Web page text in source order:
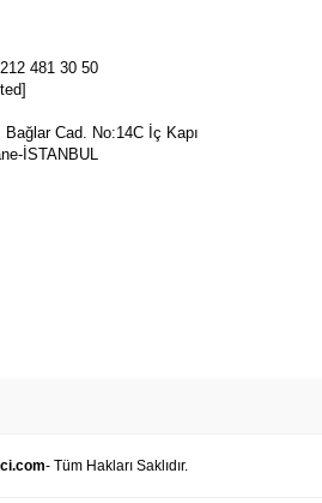
481 30 50
Cad. No:14C İç Kapı
İSTANBUL
- Tüm Hakları Saklıdır.